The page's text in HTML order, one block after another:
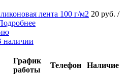
лента 100 г/м2 20 руб. /
наличии
График
работы
Телефон
Наличие